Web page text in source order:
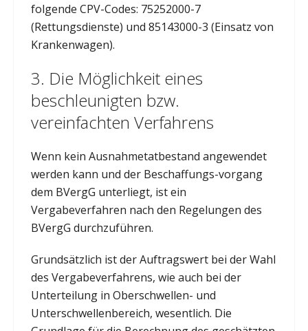
folgende CPV-Codes: 75252000-7
(Rettungsdienste) und 85143000-3 (Einsatz von
Krankenwagen).
3. Die Möglichkeit eines
beschleunigten bzw.
vereinfachten Verfahrens
Wenn kein Ausnahmetatbestand angewendet
werden kann und der Beschaffungs-vorgang
dem BVergG unterliegt, ist ein
Vergabeverfahren nach den Regelungen des
BVergG durchzuführen.
Grundsätzlich ist der Auftragswert bei der Wahl
des Vergabeverfahrens, wie auch bei der
Unterteilung in Oberschwellen- und
Unterschwellenbereich, wesentlich. Die